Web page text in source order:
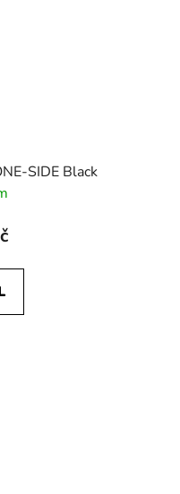
SIDE Black